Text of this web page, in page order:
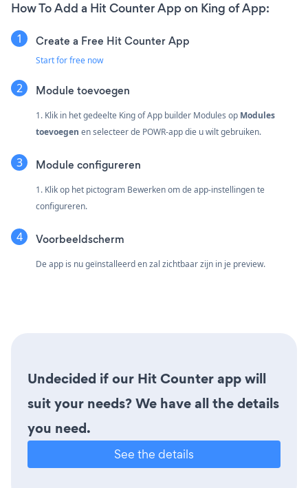
How To Add a Hit Counter App on King of App:
Create a Free Hit Counter App
Start for free now
Module toevoegen
1. Klik in het gedeelte King of App builder Modules op Modules
toevoegen en selecteer de POWR-app die u wilt gebruiken.
Module configureren
1. Klik op het pictogram Bewerken om de app-instellingen te
configureren.
Voorbeeldscherm
De app is nu geïnstalleerd en zal zichtbaar zijn in je preview.
Undecided if our Hit Counter app will
suit your needs? We have all the details
you need.
See the details